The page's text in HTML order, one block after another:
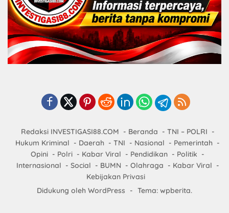
Redaksi INVESTIGASI88.COM Beranda
TNI – POLRI
Hukum Kriminal
Daerah TNI Nasional
Pemerintah
Opini
Polri Kabar Viral Pendidikan
Politik
Internasional
Social BUMN Olahraga
Kabar Viral
Kebijakan Privasi
Didukung oleh WordPress
- Tema: wpberita.